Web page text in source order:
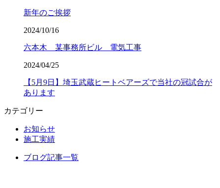
新年のご挨拶
2024/10/16
六本木 某事務所ビル 電気工事
2024/04/25
【5月9日】埼玉武蔵ヒートベアーズで当社の冠試合が
あります
カテゴリー
お知らせ
施工実績
ブログ記事一覧